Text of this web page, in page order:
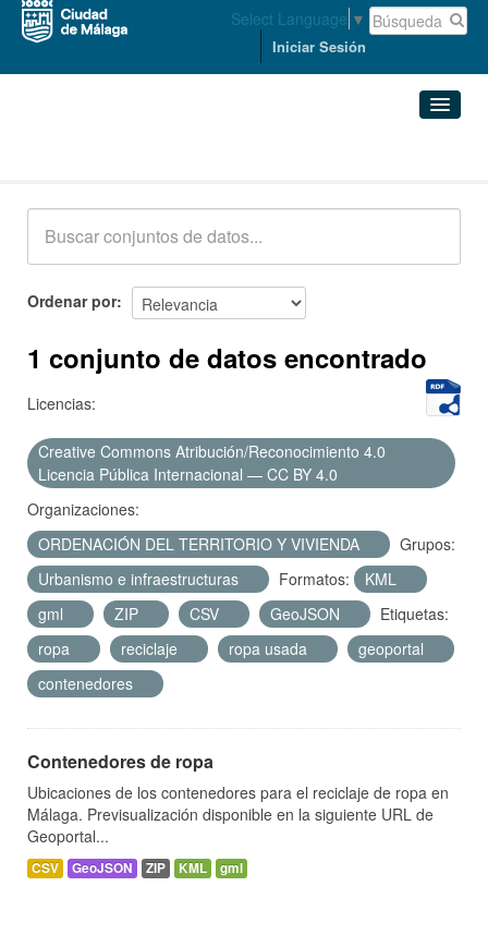
Select Language ▼
Iniciar Sesión
Acerca de
Ordenar por
1 conjunto de datos encontrado
Licencias:
Creative Commons Atribución/Reconocimiento 4.0
Licencia Pública Internacional — CC BY 4.0
Organizaciones:
ORDENACIÓN DEL TERRITORIO Y VIVIENDA
Grupos:
Urbanismo e infraestructuras
Formatos:
KML
gml
ZIP CSV GeoJSON
Etiquetas:
ropa
reciclaje ropa usada
geoportal
contenedores
Contenedores de ropa
Ubicaciones de los contenedores para el reciclaje de ropa en
Málaga. Previsualización disponible en la siguiente URL de
Geoportal...
CSV GeoJSON ZIP KML gml